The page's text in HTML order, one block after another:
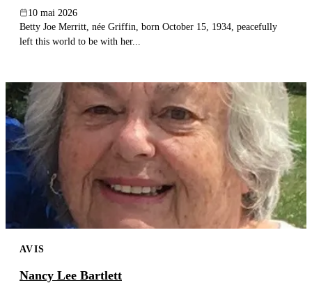
10 mai 2026
Betty Joe Merritt, née Griffin, born October 15, 1934, peacefully
left this world to be with her...
AVIS
Nancy Lee Bartlett